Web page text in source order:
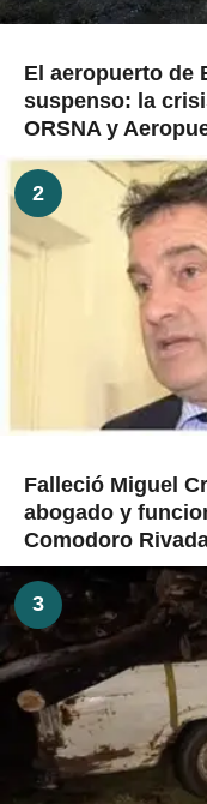
El aeropuerto de
suspenso: la
ORSNA y
obras
2
Falleció Miguel
abogado y
Comodoro
3